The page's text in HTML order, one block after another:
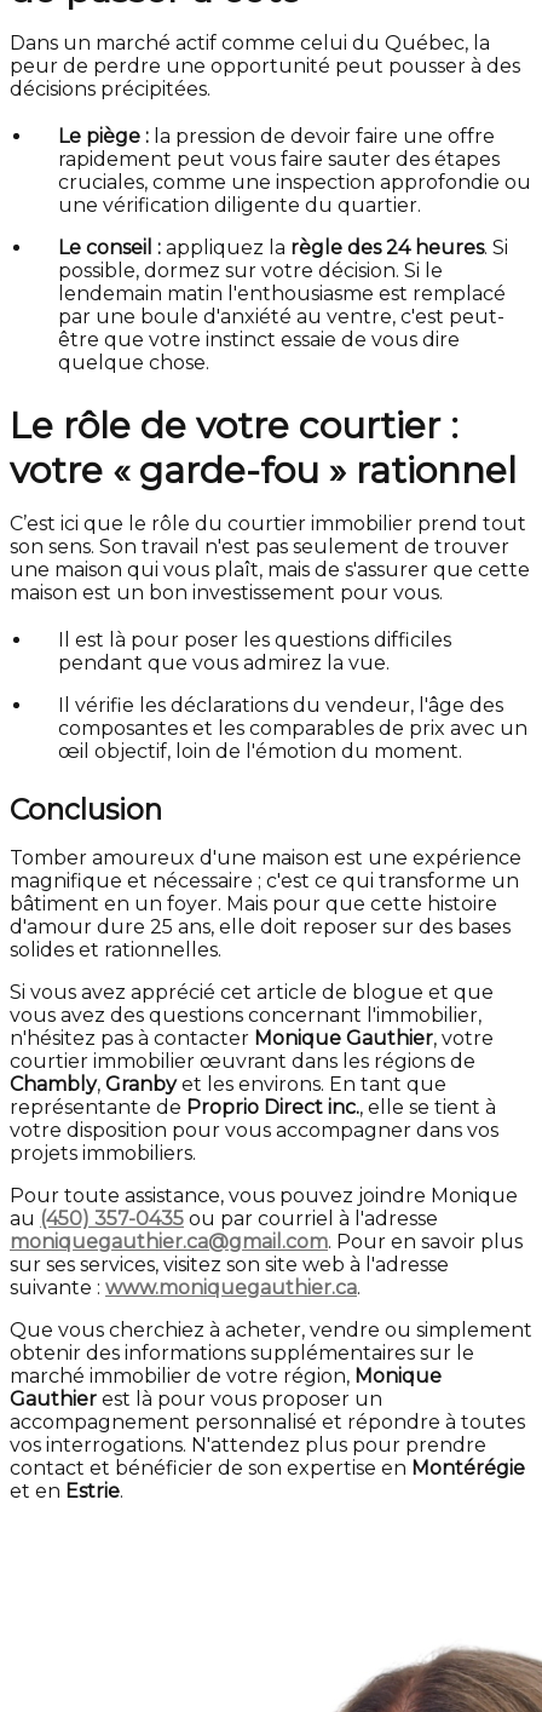
Dans un marché actif comme celui du Québec, la
peur de perdre une opportunité peut pousser à des
décisions précipitées.
Le piège : la pression de devoir faire une offre
rapidement peut vous faire sauter des étapes
cruciales, comme une inspection approfondie ou
une vérification diligente du quartier.
Le conseil : appliquez la règle des 24 heures. Si
possible, dormez sur votre décision. Si le
lendemain matin l'enthousiasme est remplacé
par une boule d'anxiété au ventre, c'est peut-
être que votre instinct essaie de vous dire
quelque chose.
Le rôle de votre courtier :
votre « garde-fou » rationnel
C’est ici que le rôle du courtier immobilier prend tout
son sens. Son travail n'est pas seulement de trouver
une maison qui vous plaît, mais de s'assurer que cette
maison est un bon investissement pour vous.
Il est là pour poser les questions difficiles
pendant que vous admirez la vue.
Il vérifie les déclarations du vendeur, l'âge des
composantes et les comparables de prix avec un
œil objectif, loin de l'émotion du moment.
Conclusion
Tomber amoureux d'une maison est une expérience
magnifique et nécessaire ; c'est ce qui transforme un
bâtiment en un foyer. Mais pour que cette histoire
d'amour dure 25 ans, elle doit reposer sur des bases
solides et rationnelles.
Si vous avez apprécié cet article de blogue et que
vous avez des questions concernant l'immobilier,
n'hésitez pas à contacter Monique Gauthier, votre
courtier immobilier œuvrant dans les régions de
Chambly, Granbyet les environs. En tant que
représentante de Proprio Direct inc., elle se tient à
votre disposition pour vous accompagner dans vos
projets immobiliers.
Pour toute assistance, vous pouvez joindre Monique
au (450) 357-0435 ou par courriel à l'adresse
moniquegauthier.ca@gmail.com. Pour en savoir plus
sur ses services, visitez son site web à l'adresse
suivante : www.moniquegauthier.ca.
Que vous cherchiez à acheter, vendre ou simplement
obtenir des informations supplémentaires sur le
marché immobilier de votre région, Monique
Gauthier est là pour vous proposer un
accompagnement personnalisé et répondre à toutes
vos interrogations. N'attendez plus pour prendre
contact et bénéficier de son expertise en Montérégie
et en Estrie.